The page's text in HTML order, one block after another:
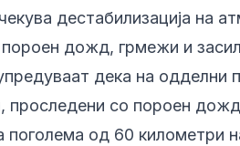
дестабилизација на
дожд, грмежи и
дека на одделни
проследени со пороен
поголема од 60 километри